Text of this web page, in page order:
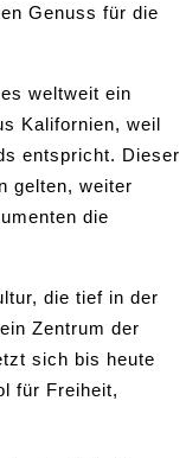
Genuss für die
weltweit ein
Kalifornien, weil
entspricht. Dieser
gelten, weiter
die
die tief in der
Zentrum der
sich bis heute
für Freiheit,